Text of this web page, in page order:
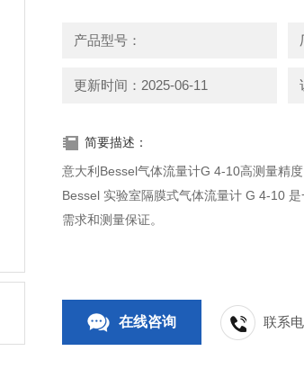
产品型号：
更新时间：2025-06-11
简要描述：
意大利Bessel气体流量计G 4-10高测量精度
Bessel 实验室隔膜式气体流量计 G 4-10
需求和测量保证。
在线咨询 联系电